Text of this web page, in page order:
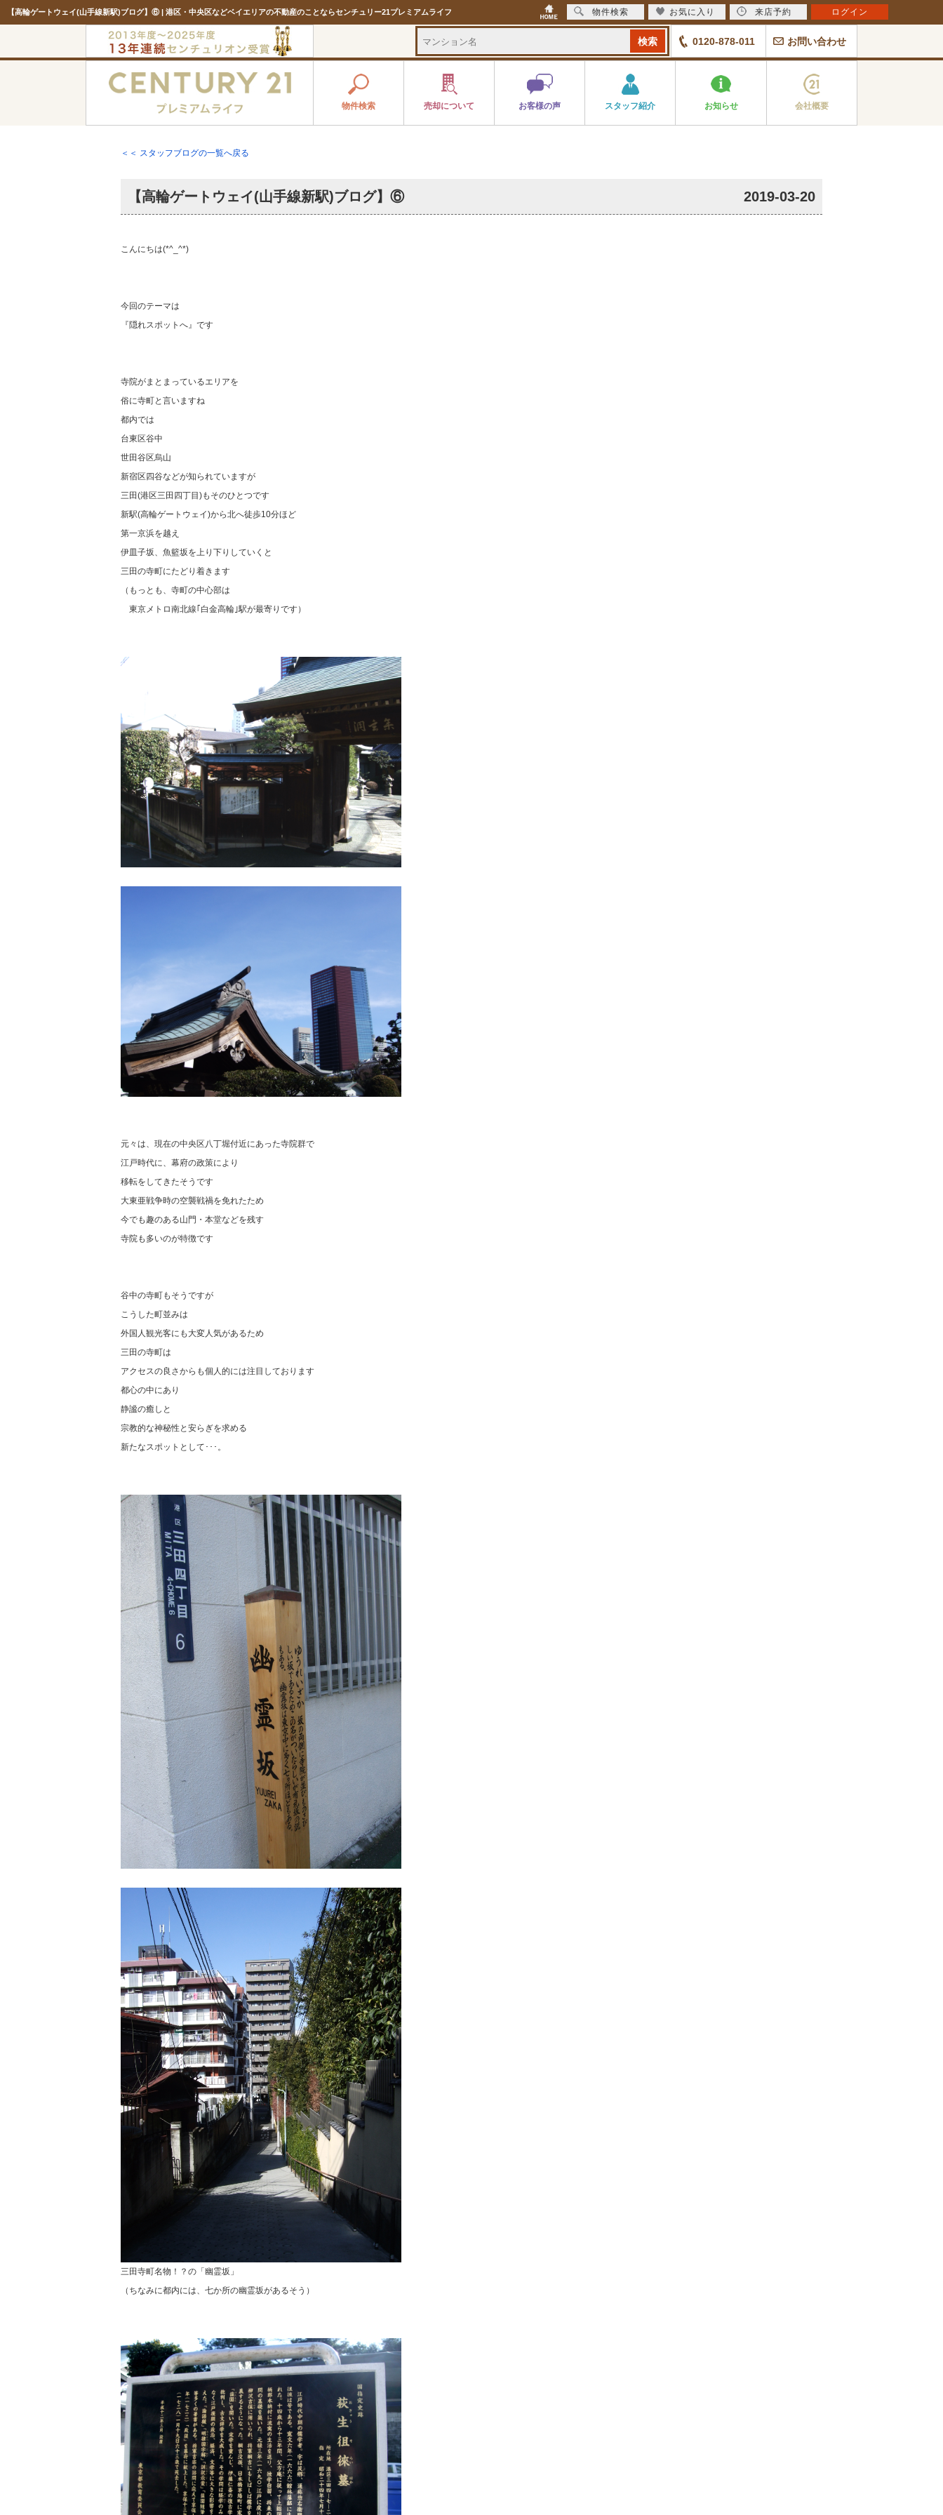
【高輪ゲートウェイ(山手線新駅)ブログ】⑥ | 港区・中央区などベイエリアの不動産のことならセンチュリー21プレミアムライフ
0120-878-011 お問い合わせ
物件検索 売却について お客様の声 スタッフ紹介 お知らせ 会社概要
＜＜ スタッフブログの一覧へ戻る
【高輪ゲートウェイ(山手線新駅)ブログ】⑥ 2019-03-20
こんにちは(*^_^*)
今回のテーマは
『隠れスポットへ』です
寺院がまとまっているエリアを
俗に寺町と言いますね
都内では
台東区谷中
世田谷区烏山
新宿区四谷などが知られていますが
三田(港区三田四丁目)もそのひとつです
新駅(高輪ゲートウェイ)から北へ徒歩10分ほど
第一京浜を越え
伊皿子坂、魚籃坂を上り下りしていくと
三田の寺町にたどり着きます
（もっとも、寺町の中心部は
東京メトロ南北線｢白金高輪｣駅が最寄りです）
元々は、現在の中央区八丁堀付近にあった寺院群で
江戸時代に、幕府の政策により
移転をしてきたそうです
大東亜戦争時の空襲戦禍を免れたため
今でも趣のある山門・本堂などを残す
寺院も多いのが特徴です
谷中の寺町もそうですが
こうした町並みは
外国人観光客にも大変人気があるため
三田の寺町は
アクセスの良さからも個人的には注目しております
都心の中にあり
静謐の癒しと
宗教的な神秘性と安らぎを求める
新たなスポットとして･･･。
三田寺町名物！？の「幽霊坂」
（ちなみに都内には、七か所の幽霊坂があるそう）
物件検索 お気に入り 来店予約 ログイン